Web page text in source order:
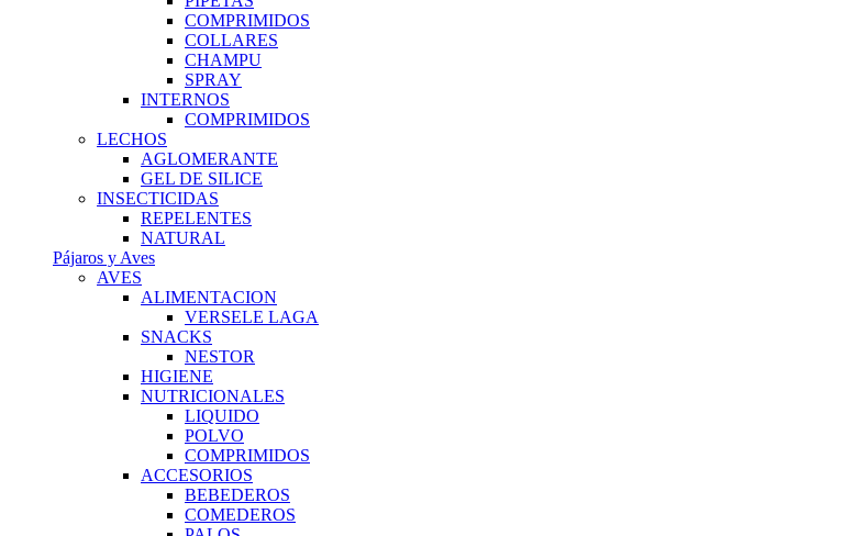
COMPRIMIDOS
COLLARES
CHAMPU
SPRAY
INTERNOS
COMPRIMIDOS
LECHOS
AGLOMERANTE
GEL DE SILICE
INSECTICIDAS
REPELENTES
NATURAL
Pájaros y Aves
AVES
ALIMENTACION
VERSELE LAGA
SNACKS
NESTOR
HIGIENE
NUTRICIONALES
LIQUIDO
POLVO
COMPRIMIDOS
ACCESORIOS
BEBEDEROS
COMEDEROS